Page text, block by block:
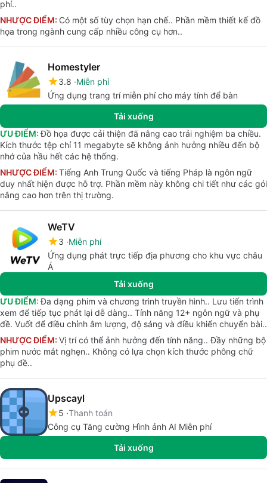
phí..
NHƯỢC ĐIỂM: Có một số tùy chọn hạn chế.. Phần mềm thiết kế đồ
họa trong ngành cung cấp nhiều công cụ hơn..
Homestyler
3.8 Miễn phí
Ứng dụng trang trí miễn phí cho máy tính để bàn
Tải xuống
ƯU ĐIỂM:Đồ họa được cải thiện đã nâng cao trải nghiệm ba chiều.
Kích thước tệp chỉ 11 megabyte sẽ không ảnh hưởng nhiều đến bộ
nhớ của hầu hết các hệ thống.
NHƯỢC ĐIỂM: Tiếng Anh Trung Quốc và tiếng Pháp là ngôn ngữ
duy nhất hiện được hỗ trợ. Phần mềm này không chi tiết như các gói
nâng cao hơn trên thị trường.
WeTV
3 Miễn phí
Ứng dụng phát trực tiếp địa phương cho khu vực châu
Á
Tải xuống
ƯU ĐIỂM:Đa dạng phim và chương trình truyền hình.. Lưu tiến trình
xem để tiếp tục phát lại dễ dàng.. Tính năng 12+ ngôn ngữ và phụ
đề. Vuốt để điều chỉnh âm lượng, độ sáng và điều khiển chuyển bài..
NHƯỢC ĐIỂM: Vị trí có thể ảnh hưởng đến tính năng.. Đầy những bộ
phim nước mắt nghẹn.. Không có lựa chọn kích thước phông chữ
phụ đề..
Upscayl
5 Thanh toán
Công cụ Tăng cường Hình ảnh AI Miễn phí
Tải xuống